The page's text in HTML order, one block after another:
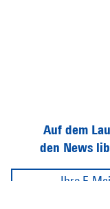
Auf dem
den News